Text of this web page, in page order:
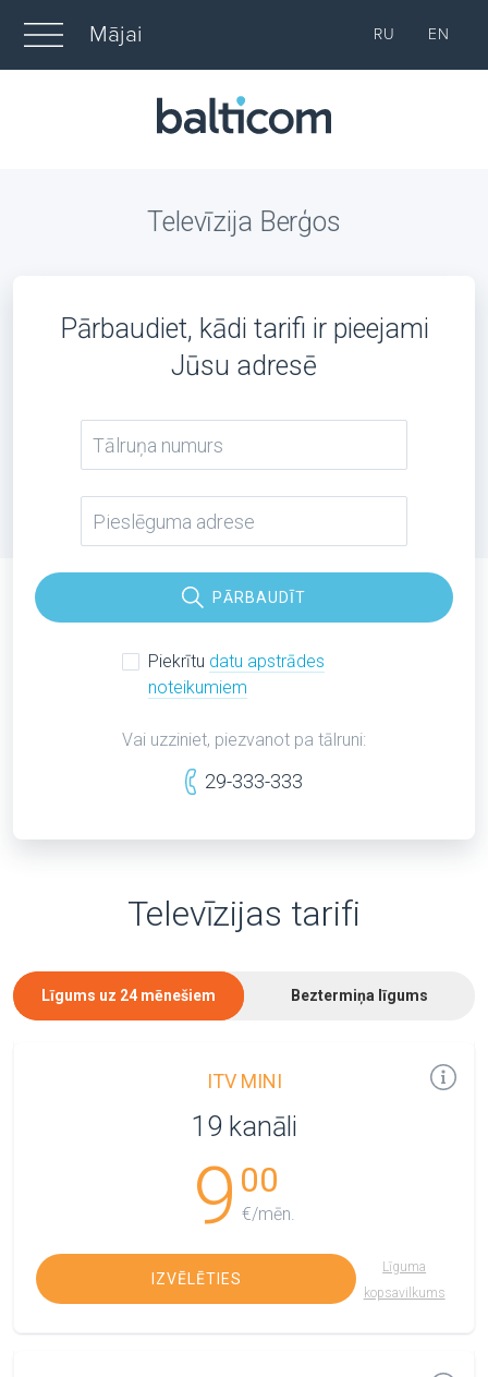
Mājai RU EN
Televīzija Berģos
Pārbaudiet, kādi tarifi ir pieejami
Jūsu adresē
PĀRBAUDĪT
Piekrītu datu apstrādes
noteikumiem
Vai uzziniet, piezvanot pa tālruni:
29-333-333
Televīzijas tarifi
Līgums uz 24 mēnešiem Beztermiņa līgums
ITV MINI
19 kanāli
9 00
€/mēn.
IZVĒLĒTIES
Līguma
kopsavilkums